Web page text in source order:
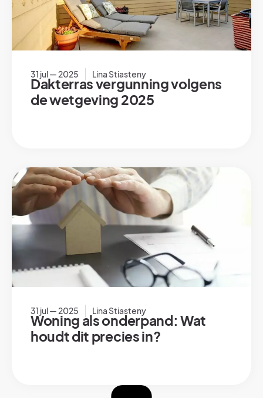
31 jul — 2025 Lina Stiasteny
Dakterras vergunning volgens
de wetgeving 2025
31 jul — 2025 Lina Stiasteny
Woning als onderpand: Wat
houdt dit precies in?